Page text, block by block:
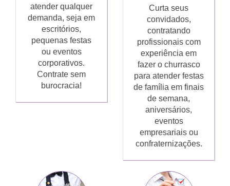
atender qualquer
demanda, seja em
escritórios,
pequenas festas
ou eventos
corporativos.
Contrate sem
burocracia!
Curta seus
convidados,
contratando
profissionais com
experiência em
fazer o churrasco
para atender festas
de família em finais
de semana,
aniversários,
eventos
empresariais ou
confraternizações.